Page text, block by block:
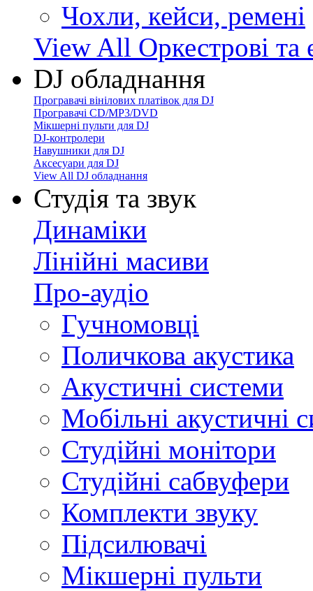
Чохли, кейси, ремені
View All Оркестрові та
DJ обладнання
Програвачі вінілових платівок для DJ
Програвачі CD/MP3/DVD
Мікшерні пульти для DJ
DJ-контролери
Навушники для DJ
Аксесуари для DJ
View All DJ обладнання
Студія та звук
Динаміки
Лінійні масиви
Про-аудіо
Гучномовці
Поличкова акустика
Акустичні системи
Мобільні акустичні
Студійні монітори
Студійні сабвуфери
Комплекти звуку
Підсилювачі
Мікшерні пульти